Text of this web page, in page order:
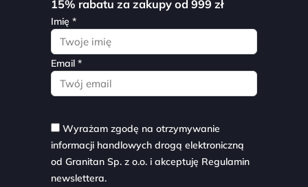
15% rabatu za zakupy od 999 zł
Imię *
Email *
Wyrażam zgodę na otrzymywanie
informacji handlowych drogą elektroniczną
od Granitan Sp. z o.o. i akceptuję Regulamin
newslettera.